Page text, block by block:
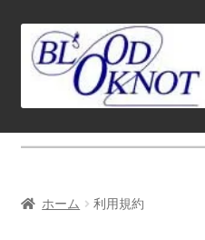
ビ
ョ
ス
ン
へ
ッ
ホーム
ホーム 利用規約